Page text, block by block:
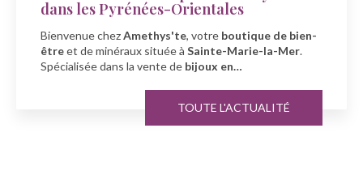
À l'occasion de la fête des mers, découvrez la boutique
Amethys'te, votre spécialiste enbien-être et
minérauxàSainte-Marie-la-Mer…
TOUTE L'ACTUALITÉ